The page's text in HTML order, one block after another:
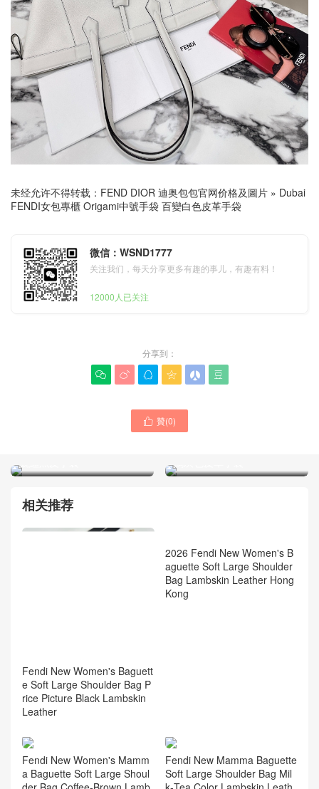
未经允许不得转载： FEND DIOR 迪奥包包官网价格及圖片 » Dubai
FENDI女包專櫃 Origami中號手袋 百變白色皮革手袋
微信：WSND1777
关注我们，每天分享更多有趣的事儿，有趣有料！
12000人已关注
分享到：
     
 贊(0)
FENDI女士手袋UAE United
號鱷魚皮手袋
Dubai FENDI女包專櫃經典
鴿灰色皮革手袋
相关推荐
Fendi New Women's Baguett
e Soft Large Shoulder Bag P
rice Picture Black Lambskin
Leather
2026 Fendi New Women's B
aguette Soft Large Shoulder
Bag Lambskin Leather Hong
Kong
Fendi New Women's Mamm
a Baguette Soft Large Shoul
Fendi New Mamma Baguette
Soft Large Shoulder Bag Mil